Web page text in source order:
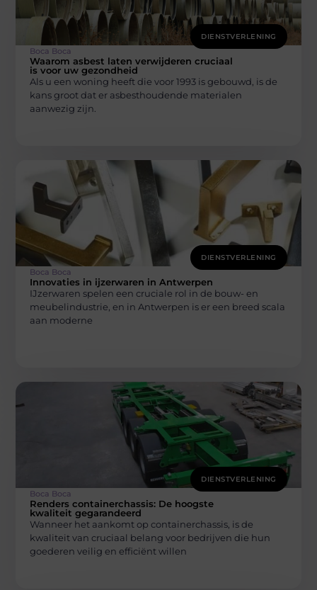
DIENSTVERLENING
Boca Boca
Waarom asbest laten verwijderen cruciaal
is voor uw gezondheid
Als u een woning heeft die voor 1993 is gebouwd, is de
kans groot dat er asbesthoudende materialen
aanwezig zijn.
DIENSTVERLENING
Boca Boca
Innovaties in ijzerwaren in Antwerpen
IJzerwaren spelen een cruciale rol in de bouw- en
meubelindustrie, en in Antwerpen is er een breed scala
aan moderne
DIENSTVERLENING
Boca Boca
Renders containerchassis: De hoogste
kwaliteit gegarandeerd
Wanneer het aankomt op containerchassis, is de
kwaliteit van cruciaal belang voor bedrijven die hun
goederen veilig en efficiënt willen